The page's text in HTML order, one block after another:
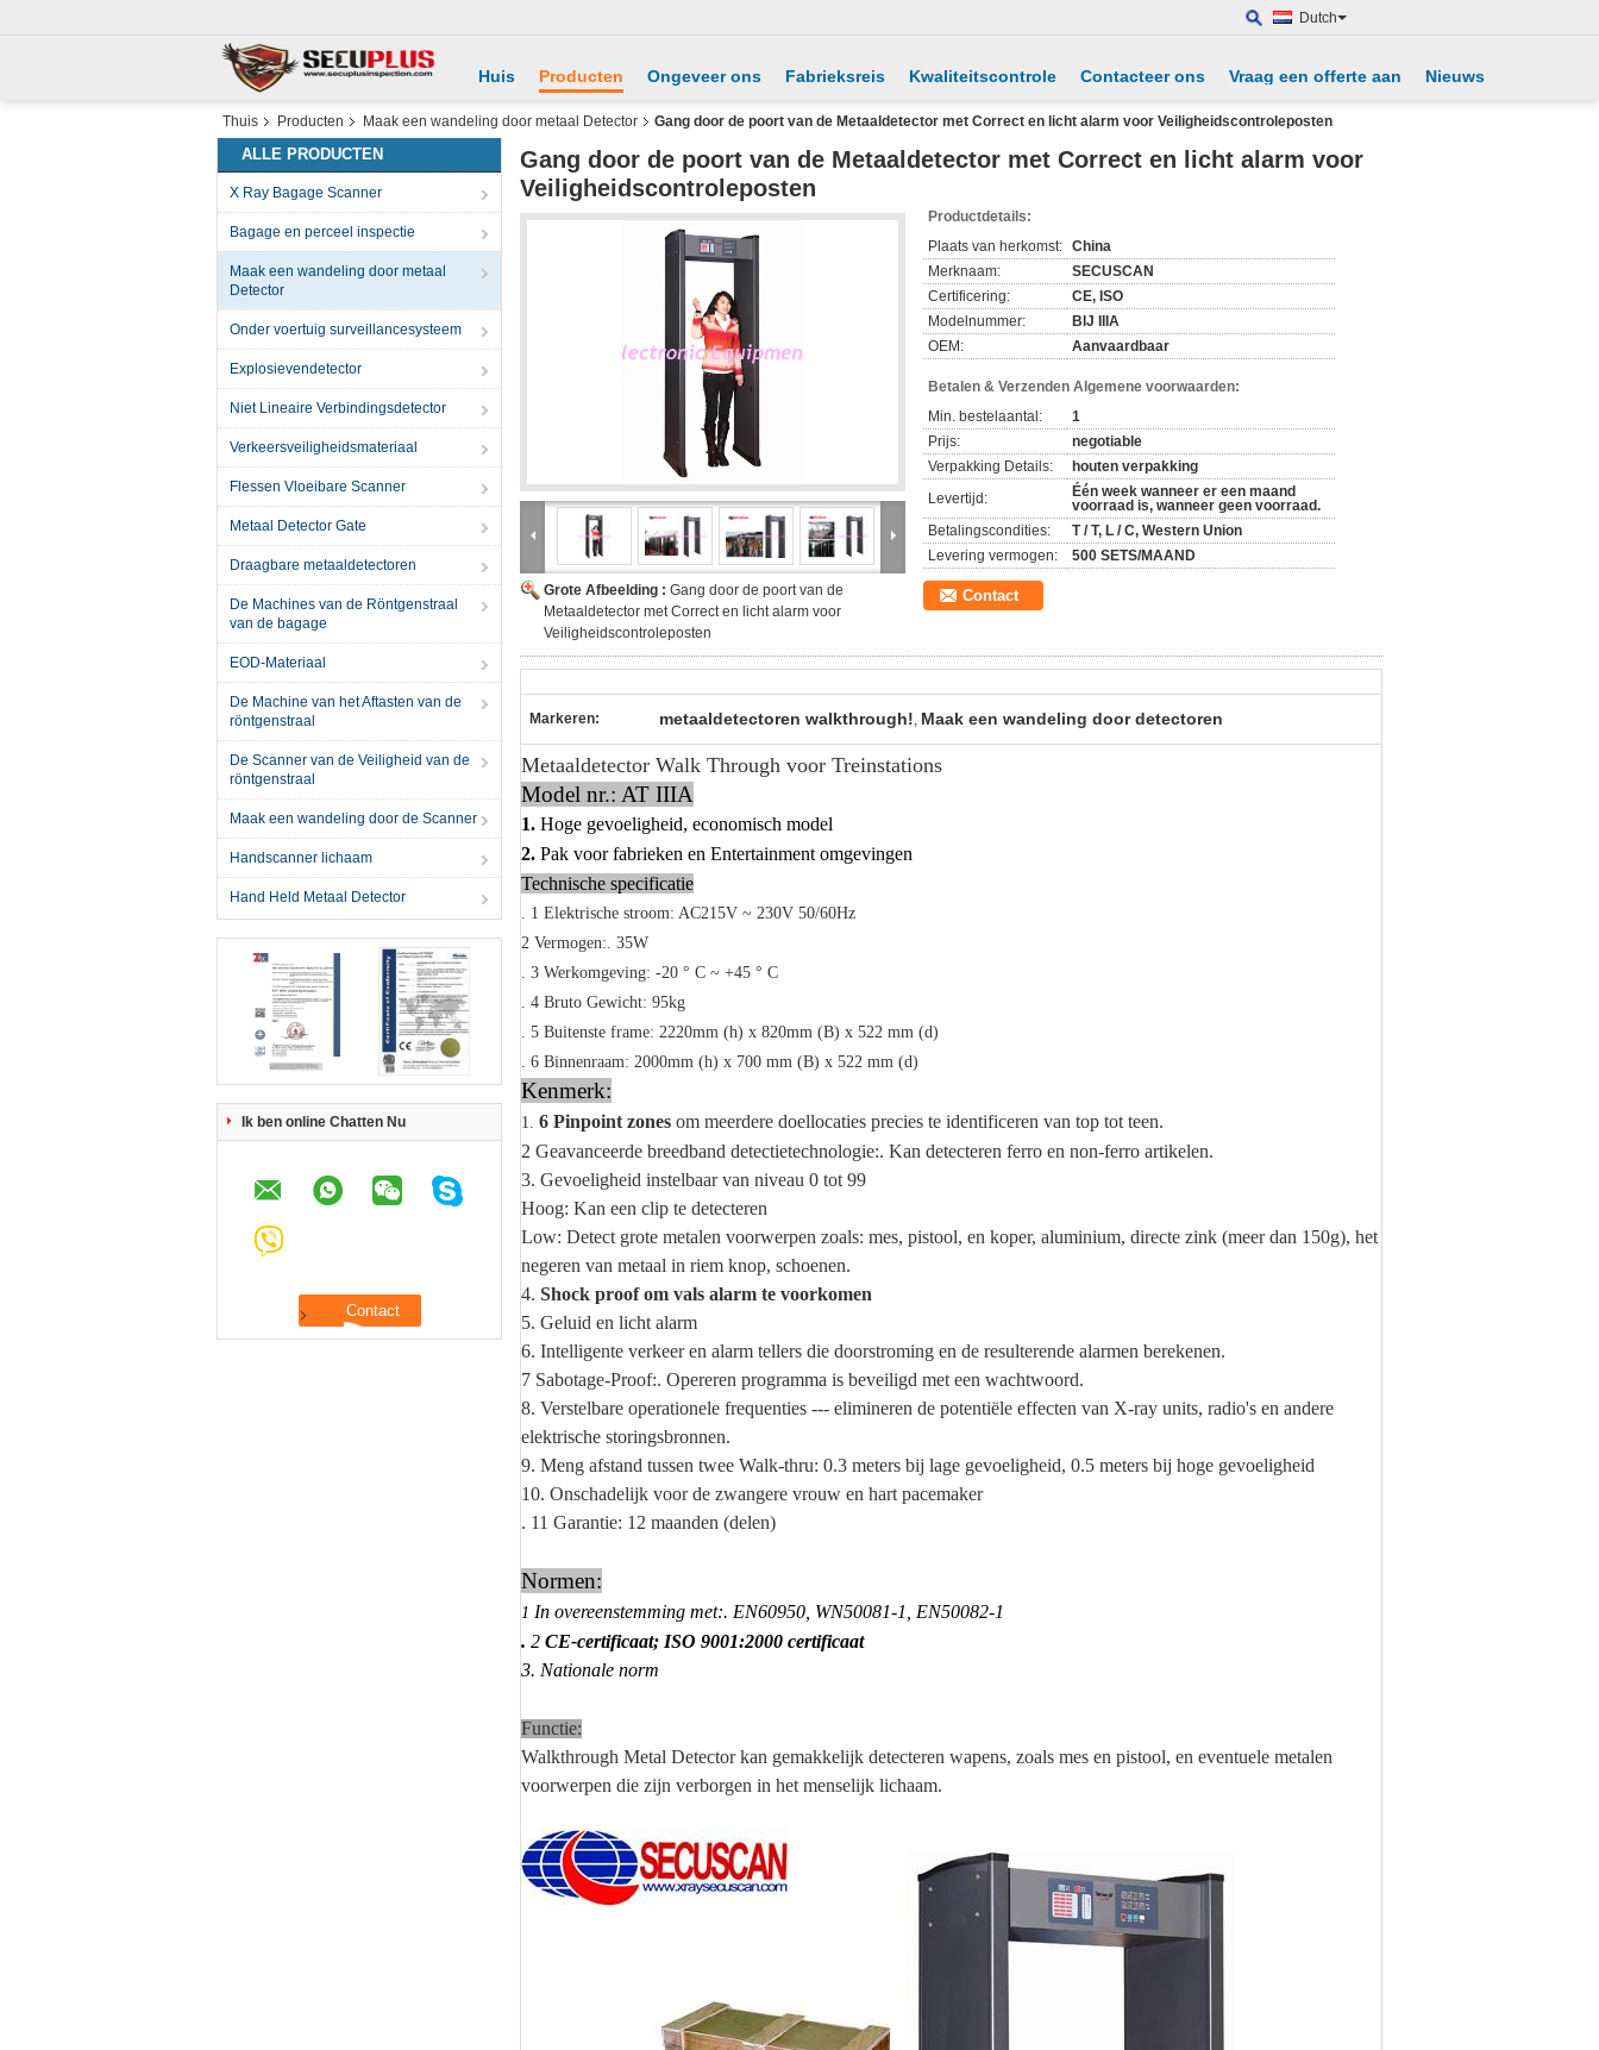
Dutch
Huis Producten Ongeveer ons Fabrieksreis Kwaliteitscontrole Contacteer ons Vraag een offerte aan Nieuws
Thuis Producten Maak een wandeling door metaal Detector Gang door de poort van de Metaaldetector met Correct en licht alarm voor Veiligheidscontroleposten
ALLE PRODUCTEN
X Ray Bagage Scanner
Bagage en perceel inspectie
Maak een wandeling door metaal
Detector
Onder voertuig surveillancesysteem
Explosievendetector
Niet Lineaire Verbindingsdetector
Verkeersveiligheidsmateriaal
Flessen Vloeibare Scanner
Metaal Detector Gate
Draagbare metaaldetectoren
De Machines van de Röntgenstraal
van de bagage
EOD-Materiaal
De Machine van het Aftasten van de
röntgenstraal
De Scanner van de Veiligheid van de
röntgenstraal
Maak een wandeling door de Scanner
Handscanner lichaam
Hand Held Metaal Detector
Ik ben online Chatten Nu
Gang door de poort van de Metaaldetector met Correct en licht alarm voor
Veiligheidscontroleposten
Grote Afbeelding : Gang door de poort van de
Metaaldetector met Correct en licht alarm voor
Veiligheidscontroleposten
Productdetails:
Plaats van herkomst: China
Merknaam:
SECUSCAN
Certificering:
CE, ISO
Modelnummer:
BIJ IIIA
OEM:
Aanvaardbaar
Betalen & Verzenden Algemene voorwaarden:
Min. bestelaantal:
1
Prijs:
negotiable
Verpakking Details:
houten verpakking
Levertijd:
Één week wanneer er een maand
voorraad is, wanneer geen voorraad.
Betalingscondities:
T / T, L / C, Western Union
Levering vermogen:
500 SETS/MAAND
Contact
Markeren: metaaldetectoren walkthrough!, Maak een wandeling door detectoren
Metaaldetector Walk Through voor Treinstations
Model nr.: AT IIIA
1. Hoge gevoeligheid, economisch model
2. Pak voor fabrieken en Entertainment omgevingen
Technische specificatie
. 1 Elektrische stroom: AC215V ~ 230V 50/60Hz
2 Vermogen:. 35W
. 3 Werkomgeving: -20 ° C ~ +45 ° C
. 4 Bruto Gewicht: 95kg
. 5 Buitenste frame: 2220mm (h) x 820mm (B) x 522 mm (d)
. 6 Binnenraam: 2000mm (h) x 700 mm (B) x 522 mm (d)
Kenmerk:
1. 6 Pinpoint zones om meerdere doellocaties precies te identificeren van top tot teen.
2 Geavanceerde breedband detectietechnologie:. Kan detecteren ferro en non-ferro artikelen.
3. Gevoeligheid instelbaar van niveau 0 tot 99
Hoog: Kan een clip te detecteren
Low: Detect grote metalen voorwerpen zoals: mes, pistool, en koper, aluminium, directe zink (meer dan 150g), het
negeren van metaal in riem knop, schoenen.
4. Shock proof om vals alarm te voorkomen
5. Geluid en licht alarm
6. Intelligente verkeer en alarm tellers die doorstroming en de resulterende alarmen berekenen.
7 Sabotage-Proof:. Opereren programma is beveiligd met een wachtwoord.
8. Verstelbare operationele frequenties --- elimineren de potentiële effecten van X-ray units, radio's en andere
elektrische storingsbronnen.
9. Meng afstand tussen twee Walk-thru: 0.3 meters bij lage gevoeligheid, 0.5 meters bij hoge gevoeligheid
10. Onschadelijk voor de zwangere vrouw en hart pacemaker
. 11 Garantie: 12 maanden (delen)
Normen:
1 In overeenstemming met:. EN60950, WN50081-1, EN50082-1
. 2 CE-certificaat; ISO 9001:2000 certificaat
3. Nationale norm
Functie:
Walkthrough Metal Detector kan gemakkelijk detecteren wapens, zoals mes en pistool, en eventuele metalen
voorwerpen die zijn verborgen in het menselijk lichaam.